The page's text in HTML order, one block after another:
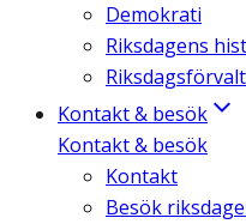
Demokrati
Riksdagens
Kontakt & besök
Kontakt & besök
Kontakt
Besök